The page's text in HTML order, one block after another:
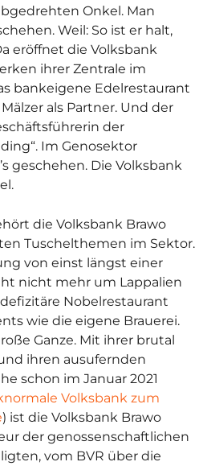
Onkel. Man
Weil: So ist er halt,
eröffnet die Volksbank
ihrer Zentrale im
bankeigene Edelrestaurant
als Partner. Und der
der
Im Genosektor
geschehen. Die Volksbank
die Volksbank Brawo
Tuschelthemen im Sektor.
von einst längst einer
nicht mehr um Lappalien
Nobelrestaurant
wie die eigene Brauerei.
Ganze. Mit ihrer brutal
ihren ausufernden
schon im Januar 2021
Volksbank zum
) ist die Volksbank Brawo
der genossenschaftlichen
vom BVR über die